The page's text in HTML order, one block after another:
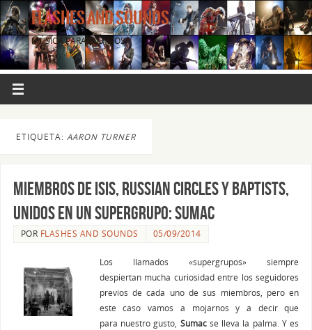
FLASHES AND SOUNDS
MÚSICA PARA LOS OJOS.
ETIQUETA: AARON TURNER
Miembros de ISIS, Russian Circles y Baptists,
unidos en un supergrupo: SUMAC
POR FLASHES AND SOUNDS 05/09/2014
Los llamados «supergrupos» siempre
despiertan mucha curiosidad entre los seguidores
previos de cada uno de sus miembros, pero en
este caso vamos a mojarnos y a decir que
para nuestro gusto, Sumacse lleva la palma. Y es